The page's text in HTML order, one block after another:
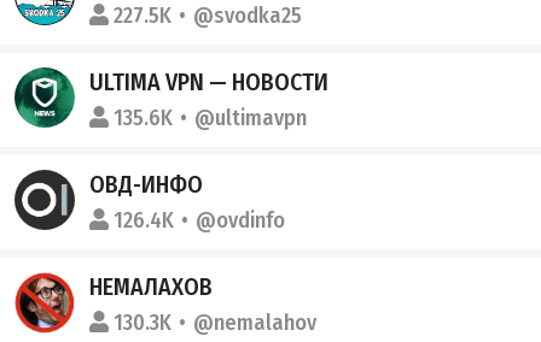
227.5K @svodka25
ULTIMA VPN — НОВОСТИ
135.6K @ultimavpn
ОВД-ИНФО
126.4K @ovdinfo
НЕМАЛАХОВ
130.3K @nemalahov